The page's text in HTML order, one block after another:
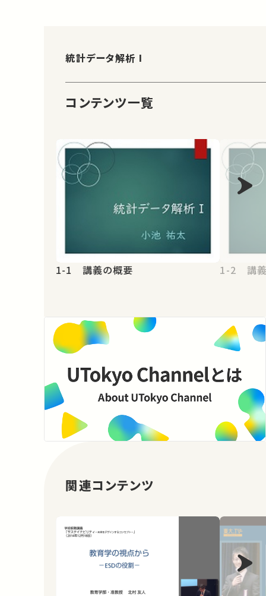
統計データ解析 I
コンテンツ一覧
1-1 講義の概要 1-2 講
関連コンテンツ